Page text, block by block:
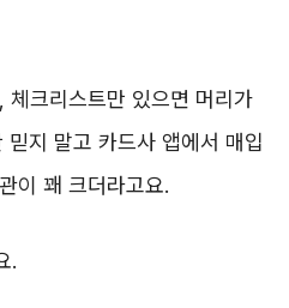
체크리스트만 있으면 머리가
지 말고 카드사 앱에서 매입
이 꽤 크더라고요.
.